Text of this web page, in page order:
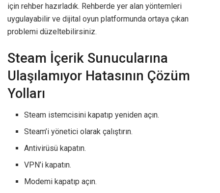
için rehber hazırladık. Rehberde yer alan yöntemleri
uygulayabilir ve dijital oyun platformunda ortaya çıkan
problemi düzeltebilirsiniz.
Steam İçerik Sunucularına
Ulaşılamıyor Hatasının Çözüm
Yolları
Steam istemcisini kapatıp yeniden açın.
Steam’i yönetici olarak çalıştırın.
Antivirüsü kapatın.
VPN’i kapatın.
Modemi kapatıp açın.